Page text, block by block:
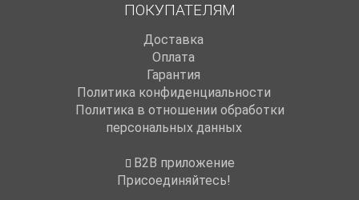
ПОКУПАТЕЛЯМ
Доставка
Оплата
Гарантия
Политика конфиденциальности
Политика в отношении обработки
персональных данных
B2B приложение
Присоединяйтесь!